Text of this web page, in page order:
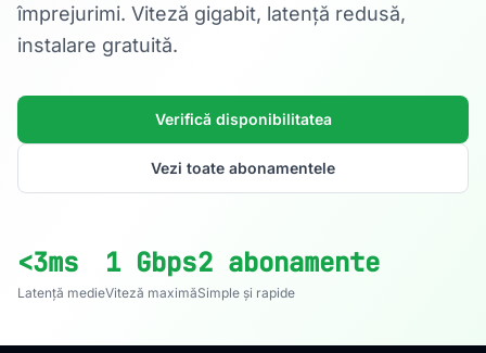
împrejurimi. Viteză gigabit, latență redusă,
instalare gratuită.
Verifică disponibilitatea
Vezi toate abonamentele
<3ms
Latență medie
1 Gbps
Viteză maximă
2 abonamente
Simple și rapide